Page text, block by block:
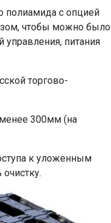
полиамида с опцией
чтобы можно было
питания
торгово-
300мм (на
к уложенным